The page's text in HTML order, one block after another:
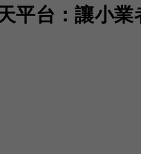
平台：讓小業